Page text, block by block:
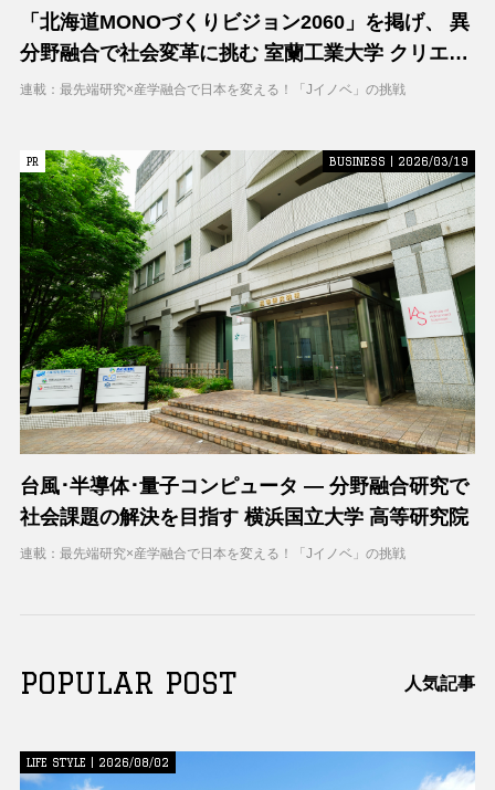
「北海道MONOづくりビジョン2060」を掲げ、 異
分野融合で社会変革に挑む 室蘭工業大学 クリエイ
ティブコラボレーションセンター（CCC）
連載：最先端研究×産学融合で日本を変える！「Jイノベ」の挑戦
PR
PR BUSINESS | 2026/03/19
台風･半導体･量子コンピュータ ― 分野融合研究で
社会課題の解決を目指す 横浜国立大学 高等研究院
連載：最先端研究×産学融合で日本を変える！「Jイノベ」の挑戦
POPULAR POST 人気記事
LIFE STYLE | 2026/08/02